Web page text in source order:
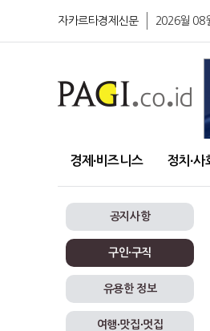
자카르타경제신문 2026월 08
경제∙비즈니스 정치∙사
공지사항
구인∙구직
유용한 정보
여행∙맛집∙멋집